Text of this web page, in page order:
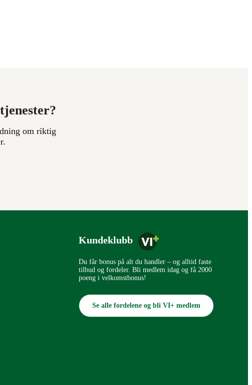
om riktig
Kundeklubb
Du får bonus på alt du handler – og alltid faste
tilbud og fordeler. Bli medlem idag og få 2000
poeng i velkomstbonus!
Se alle fordelene og bli VI+ medlem